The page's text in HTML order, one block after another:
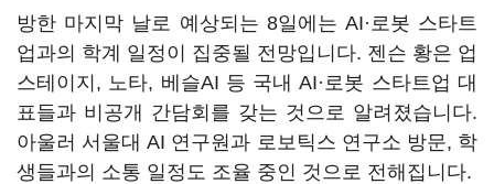
방한 마지막 날로 예상되는 8일에는 AI·로봇 스타트
업과의 학계 일정이 집중될 전망입니다. 젠슨 황은 업
스테이지, 노타, 베슬AI 등 국내 AI·로봇 스타트업 대
표들과 비공개 간담회를 갖는 것으로 알려졌습니다.
아울러 서울대 AI 연구원과 로보틱스 연구소 방문, 학
생들과의 소통 일정도 조율 중인 것으로 전해집니다.